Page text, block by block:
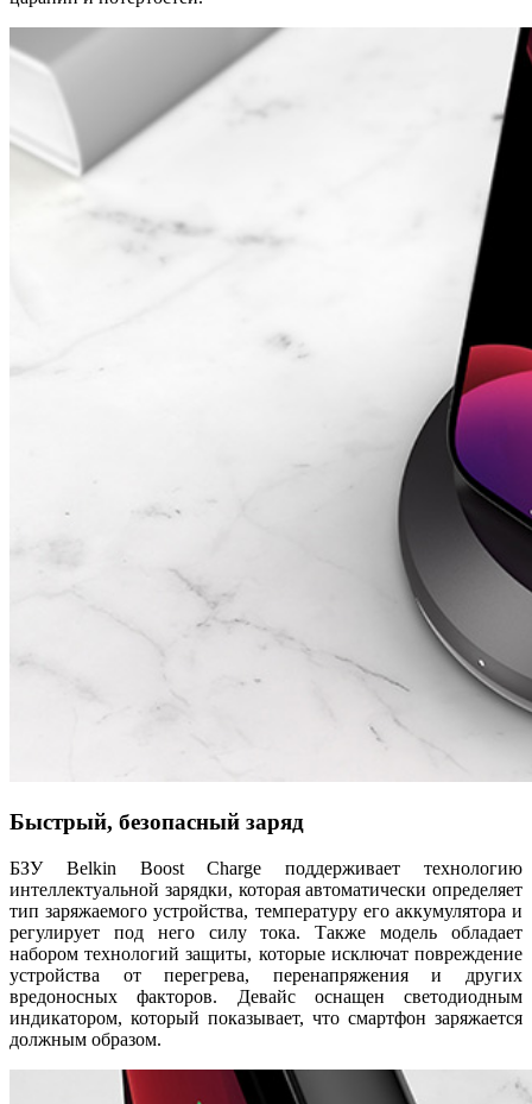
Быстрый, безопасный заряд
БЗУ Belkin Boost Charge поддерживает технологию
интеллектуальной зарядки, которая автоматически определяет
тип заряжаемого устройства, температуру его аккумулятора и
регулирует под него силу тока. Также модель обладает
набором технологий защиты, которые исключат повреждение
устройства от перегрева, перенапряжения и других
вредоносных факторов. Девайс оснащен светодиодным
индикатором, который показывает, что смартфон заряжается
должным образом.